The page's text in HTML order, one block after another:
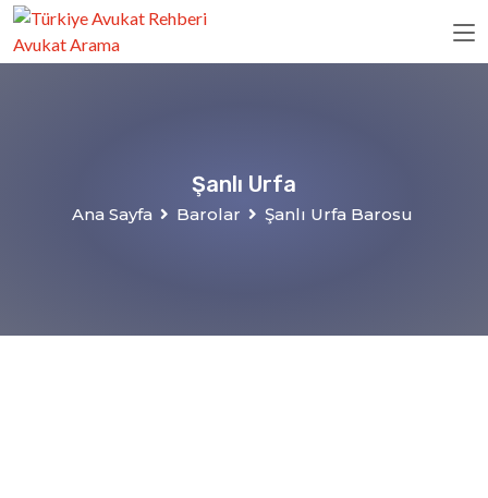
Şanlı Urfa
Ana Sayfa Barolar Şanlı Urfa Barosu